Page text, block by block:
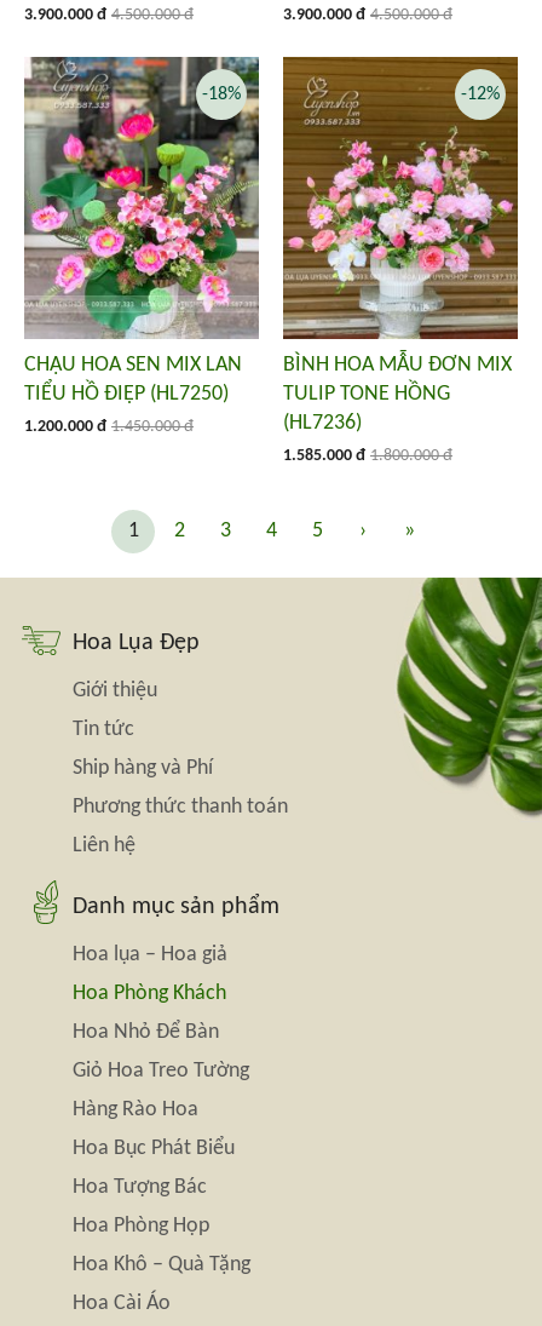
3.900.000 đ 4.500.000 đ 3.900.000 đ 4.500.000 đ
CHẬU HOA SEN MIX LAN
TIỂU HỒ ĐIỆP (HL7250)
1.200.000 đ 1.450.000 đ
-18%
BÌNH HOA MẪU ĐƠN MIX
TULIP TONE HỒNG
(HL7236)
1.585.000 đ 1.800.000 đ
-12%
1 2 3 4 5 › »
Hoa Lụa Đẹp
Giới thiệu
Tin tức
Ship hàng và Phí
Phương thức thanh toán
Liên hệ
Danh mục sản phẩm
Hoa lụa – Hoa giả
Hoa Phòng Khách
Hoa Nhỏ Để Bàn
Giỏ Hoa Treo Tường
Hàng Rào Hoa
Hoa Bục Phát Biểu
Hoa Tượng Bác
Hoa Phòng Họp
Hoa Khô – Quà Tặng
Hoa Cài Áo